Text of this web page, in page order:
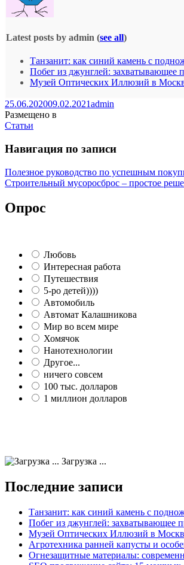
Latest posts by admin (see all)
Танзанит: как синий камень с
Побег из джунглей: захватывающее
Музей Оптических Иллюзий в
25.06.202009.02.2021admin
Размещено в
Статьи
Навигация по записи
Полезное руководство по успешным
Строительный мусоросброс – простое
Опрос
Любовь
Интересная работа
Путешествия
5-ро детей))))
Автомобиль
Автомат Калашникова
Мир во всем мире
Хомячок
Нанотехнологии
Другое...
ничего совсем
100 тыс. долларов
1 миллион долларов
Загрузка ...
Последние записи
Танзанит: как синий камень с
Побег из джунглей: захватывающее
Музей Оптических Иллюзий в
Агротехника ранней капусты и
Огнезащитные материалы: